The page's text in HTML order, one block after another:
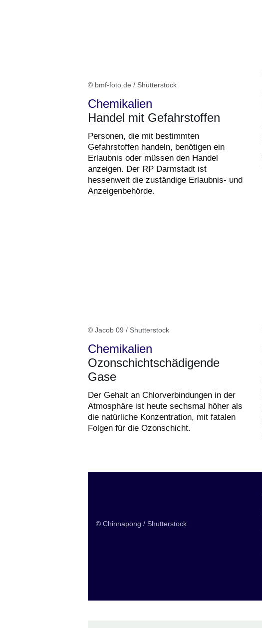
© bmf-foto.de / Shutterstock
Chemikalien
Handel mit Gefahrstoffen
Personen, die mit bestimmten
Gefahrstoffen handeln, benötigen ein
Erlaubnis oder müssen den Handel
anzeigen. Der RP Darmstadt ist
hessenweit die zuständige Erlaubnis- und
Anzeigenbehörde.
© Jacob 09 / Shutterstock
Chemikalien
Ozonschichtschädigende
Gase
Der Gehalt an Chlorverbindungen in der
Atmosphäre ist heute sechsmal höher als
die natürliche Konzentration, mit fatalen
Folgen für die Ozonschicht.
© Chinnapong / Shutterstock